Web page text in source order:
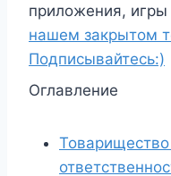
приложения,
нашем закрытом
Подписывайтесь:)
Оглавление